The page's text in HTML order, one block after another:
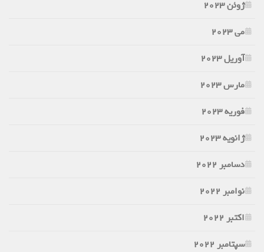
ژوئن 2023
می 2023
آوریل 2023
مارس 2023
فوریه 2023
ژانویه 2023
دسامبر 2022
نوامبر 2022
اکتبر 2022
سپتامبر 2022